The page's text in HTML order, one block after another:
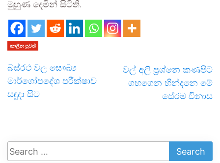
මුහුණ දෙමින් සිටිති.
කාලීන පුවත්
බස්රථ වල සෞඛ්‍ය
මාර්ගෝපදේශ පරීක්ෂාව
සඳුදා සිට
වල් අලි ප්‍රශ්නෙ කණපිට
ගහගෙන හින්දනෙ මේ
සේරම විනාස